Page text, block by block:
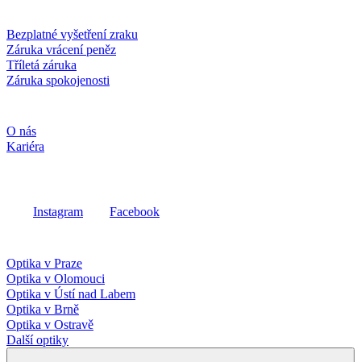
Bezplatné vyšetření zraku
Záruka vrácení peněz
Tříletá záruka
Záruka spokojenosti
O nás
Kariéra
Instagram Facebook
Optika v Praze
Optika v Olomouci
Optika v Ústí nad Labem
Optika v Brně
Optika v Ostravě
Další optiky